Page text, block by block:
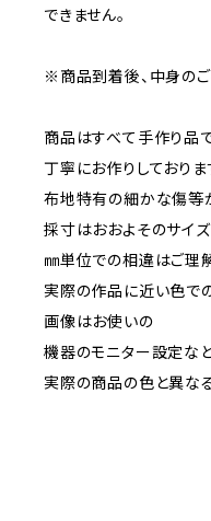
できません。
※商品到着後、中身のご
商品はすべて手作り品で
丁寧にお作りしておりま
布地特有の細かな傷等
採寸はおおよそのサイズ
㎜単位での相違はご理
実際の作品に近い色で
画像はお使いの
機器のモニター設定など
実際の商品の色と異な